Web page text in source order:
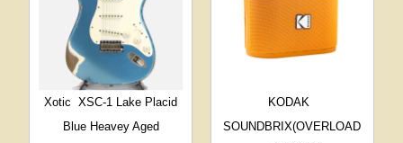
Xotic
XSC-1 Lake Placid
Blue Heavey Aged
KODAK
SOUNDBRIX(OVERLOAD